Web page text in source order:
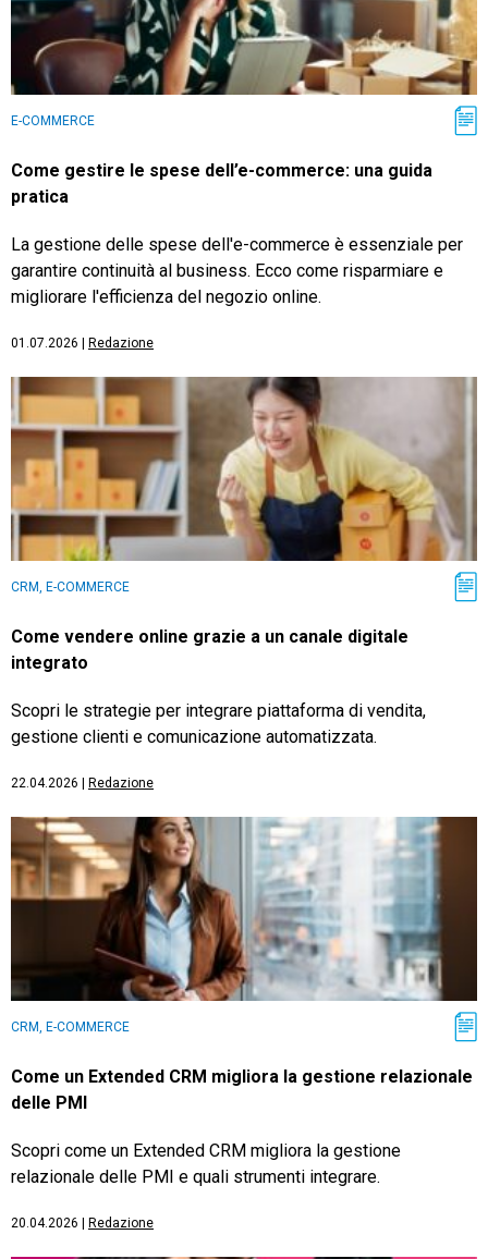
E-COMMERCE
Come gestire le spese dell’e-commerce: una guida
pratica
La gestione delle spese dell'e-commerce è essenziale per
garantire continuità al business. Ecco come risparmiare e
migliorare l'efficienza del negozio online.
01.07.2026 Redazione
CRM, E-COMMERCE
Come vendere online grazie a un canale digitale
integrato
Scopri le strategie per integrare piattaforma di vendita,
gestione clienti e comunicazione automatizzata.
22.04.2026 Redazione
CRM, E-COMMERCE
Come un Extended CRM migliora la gestione relazionale
delle PMI
Scopri come un Extended CRM migliora la gestione
relazionale delle PMI e quali strumenti integrare.
20.04.2026 Redazione